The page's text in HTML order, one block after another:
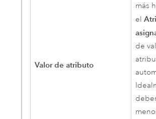
Valor de atributo
más
el
de